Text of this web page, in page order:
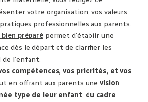
votre organisation, vos valeurs
professionnelles aux parents.
bien préparé permet d’établir une
dès le départ et de clarifier les
de l’enfant.
compétences, vos priorités, et vos
en offrant aux parents une vision
type de leur enfant, du cadre